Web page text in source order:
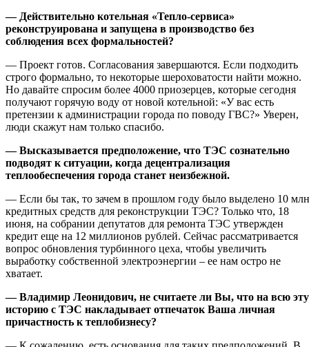
— Действительно котельная «Тепло-сервиса»
реконструирована и запущена в производство без
соблюдения всех формальностей?
— Проект готов. Согласования завершаются. Если подходить
строго формально, то некоторые шероховатости найти можно.
Но давайте спросим более 4000 приозерцев, которые сегодня
получают горячую воду от новой котельной: «У вас есть
претензии к администрации города по поводу ГВС?» Уверен,
люди скажут нам только спасибо.
— Высказывается предположение, что ТЭС сознательно
подводят к ситуации, когда децентрализация
теплообеспечения города станет неизбежной.
— Если бы так, то зачем в прошлом году было выделено 10
кредитных средств для реконструкции ТЭС? Только что, 18
июня, на собрании депутатов для ремонта ТЭС утвержден
кредит еще на 12 миллионов рублей. Сейчас рассматривается
вопрос обновления турбинного цеха, чтобы увеличить
выработку собственной электроэнергии – ее нам остро не
хватает.
— Владимир Леонидович, не считаете ли Вы, что на всю эту
историю с ТЭС накладывает отпечаток Ваша личная
причастность к теплобизнесу?